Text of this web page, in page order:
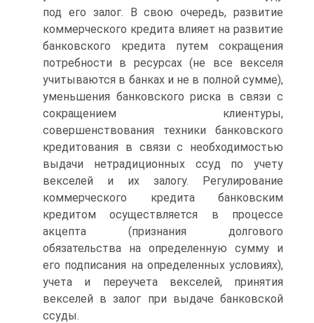
под его залог. В свою очередь, развитие
коммерческого кредита влияет на развитие
банковского кредита путем сокращения
потребности в ресурсах (не все векселя
учитываются в банках и не в полной сумме),
уменьшения банковского риска в связи с
сокращением клиентуры,
совершенствования техники банковского
кредитования в связи с необходимостью
выдачи нетрадиционных ссуд по учету
векселей и их залогу. Регулирование
коммерческого кредита банковским
кредитом осуществляется в процессе
акцепта (признания долгового
обязательства на определенную сумму и
его подписания на определенных условиях),
учета и переучета векселей, принятия
векселей в залог при выдаче банковской
ссуды.